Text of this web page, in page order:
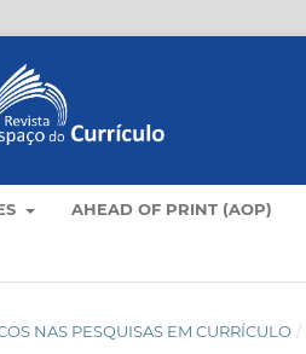
AHEAD OF PRINT (AOP)
NAS PESQUISAS EM CURRÍCULO /